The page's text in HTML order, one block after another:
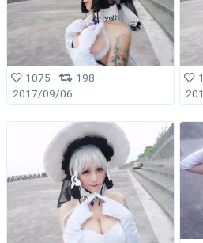
1075
198
2017/09/06